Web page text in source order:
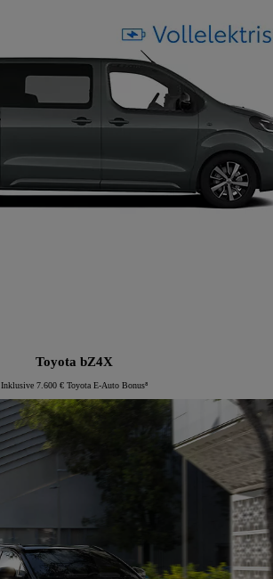
Toyota bZ4X
Inklusive 7.600 € Toyota E-Auto Bonus⁸